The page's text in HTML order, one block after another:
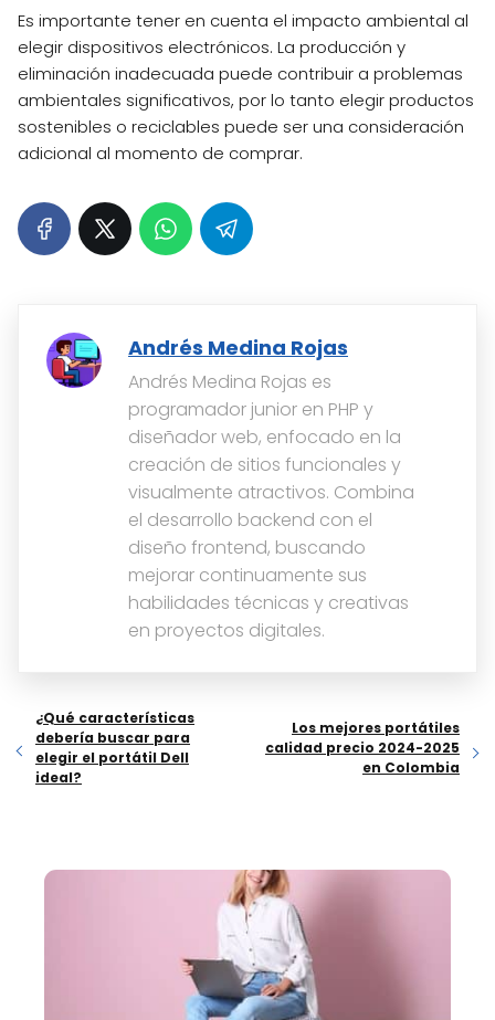
Es importante tener en cuenta el impacto ambiental al
elegir dispositivos electrónicos. La producción y
eliminación inadecuada puede contribuir a problemas
ambientales significativos, por lo tanto elegir productos
sostenibles o reciclables puede ser una consideración
adicional al momento de comprar.
Andrés Medina Rojas
Andrés Medina Rojas es
programador junior en PHP y
diseñador web, enfocado en la
creación de sitios funcionales y
visualmente atractivos. Combina
el desarrollo backend con el
diseño frontend, buscando
mejorar continuamente sus
habilidades técnicas y creativas
en proyectos digitales.
¿Qué características
debería buscar para
elegir el portátil Dell
ideal?
Los mejores portátiles
calidad precio 2024-2025
en Colombia